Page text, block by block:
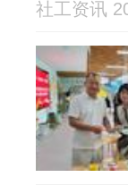
社工资讯